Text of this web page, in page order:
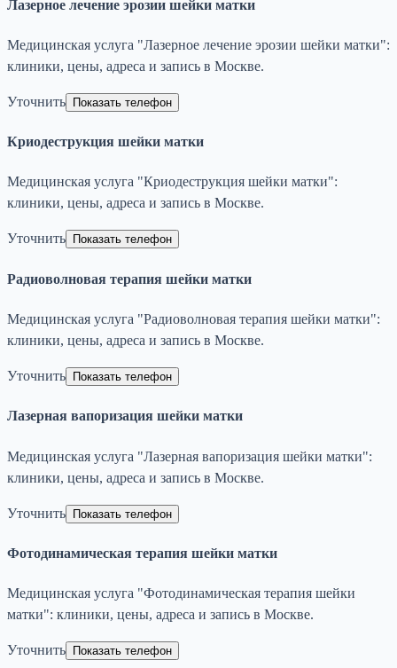
Лазерное лечение эрозии шейки матки
Медицинская услуга "Лазерное лечение эрозии шейки матки":
клиники, цены, адреса и запись в Москве.
Уточнить Показать телефон
Криодеструкция шейки матки
Медицинская услуга "Криодеструкция шейки матки":
клиники, цены, адреса и запись в Москве.
Уточнить Показать телефон
Радиоволновая терапия шейки матки
Медицинская услуга "Радиоволновая терапия шейки матки":
клиники, цены, адреса и запись в Москве.
Уточнить Показать телефон
Лазерная вапоризация шейки матки
Медицинская услуга "Лазерная вапоризация шейки матки":
клиники, цены, адреса и запись в Москве.
Уточнить Показать телефон
Фотодинамическая терапия шейки матки
Медицинская услуга "Фотодинамическая терапия шейки
матки": клиники, цены, адреса и запись в Москве.
Уточнить Показать телефон